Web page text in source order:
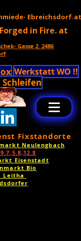
Ebreichsdorf.at
in Fire. at
Gasse 2. 2486
Werkstatt WO !!
Fixstandorte
Neulengbach
Eisenstadt
Bio
Leitha